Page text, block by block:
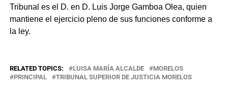
Tribunal es el D. en D. Luis Jorge Gamboa Olea, quien
mantiene el ejercicio pleno de sus funciones conforme a
la ley.
RELATED TOPICS: LUISA MARÍA ALCALDE
MORELOS
PRINCIPAL
TRIBUNAL SUPERIOR DE JUSTICIA MORELOS